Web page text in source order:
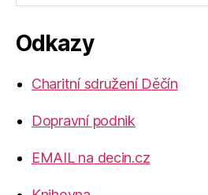
Odkazy
Charitní sdružení Děčín
Dopravní podnik
EMAIL na decin.cz